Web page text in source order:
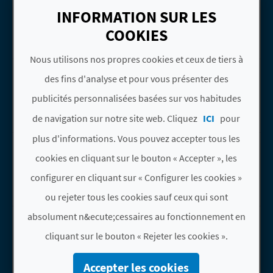
VALENCIA
Riba-roja de Túria
Apartamentos
Aller &agrave; la pageMuseo
MUSEO VISIGODO PLA
DE NADAL, MUPLA
Riba-roja de Túria
Musées
Aller &agrave; la pageParque
PARQUE NATURAL DEL
TURIA
Vilamarxant
Espaces naturels
Aller &agrave; la pageVALENCIA
VALENCIA ADVENTURE
Riba-roja de Túria
Entreprises de tourisme
actif
INFORMATION SUR LES
COOKIES
Nous utilisons nos propres cookies et ceux de tiers à
des fins d'analyse et pour vous présenter des
publicités personnalisées basées sur vos habitudes
de navigation sur notre site web. Cliquez ICI pour
plus d'informations. Vous pouvez accepter tous les
cookies en cliquant sur le bouton « Accepter », les
configurer en cliquant sur « Configurer les cookies »
ou rejeter tous les cookies sauf ceux qui sont
absolument n&ecute;cessaires au fonctionnement en
cliquant sur le bouton « Rejeter les cookies ».
Accepter les cookies